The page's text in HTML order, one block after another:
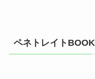
ペネトレイトBOOK